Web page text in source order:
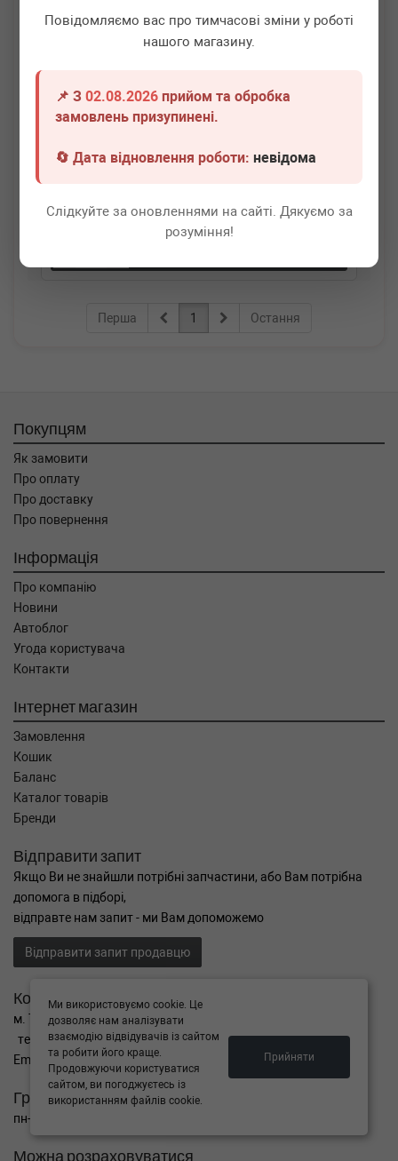
Повідомляємо вас про тимчасові зміни у роботі
нашого магазину.
📌 З02.08.2026 прийом та обробка
замовлень призупинені.
🔄 Дата відновлення роботи:невідома
Слідкуйте за оновленнями на сайті. Дякуємо за
розуміння!
BOGAP A3110102
1 420 грн Всі ціни
Перша 1 Остання
Покупцям
Як замовити
Про оплату
Про доставку
Про повернення
Інформація
Про компанію
Новини
Автоблог
Угода користувача
Контакти
Інтернет магазин
Замовлення
Кошик
Баланс
Каталог товарів
Бренди
Відправити запит
Якщо Ви не знайшли потрібні запчастини, або Вам потрібна
допомога в підборі,
відправте нам запит - ми Вам допоможемо
Відправити запит продавцю
Контакти
м. Тернопіль вул. Микулинецька 106а
тел. +38(099)650-59-19
Email. autokitparts@yahoo.com
Графік роботи
пн-пт з 9:00 до 17:00, сб - вихідний, нд - вихідний
Можна розраховуватися
Ми використовуємо cookie. Це
дозволяє нам аналізувати
взаємодію відвідувачів із сайтом
та робити його краще.
Продовжуючи користуватися
сайтом, ви погоджуєтесь із
використанням файлів cookie.
Прийняти